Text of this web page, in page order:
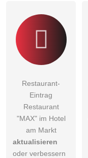
Restaurant-
Eintrag
Restaurant
"MAX" im Hotel
am Markt
aktualisieren
oder verbessern